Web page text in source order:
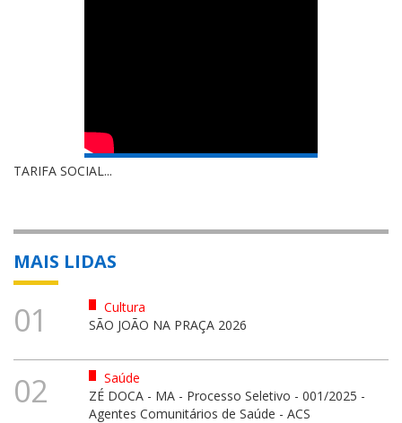
TARIFA SOCIAL...
MAIS LIDAS
01
Cultura
SÃO JOÃO NA PRAÇA 2026
02
Saúde
ZÉ DOCA - MA - Processo Seletivo - 001/2025 -
Agentes Comunitários de Saúde - ACS